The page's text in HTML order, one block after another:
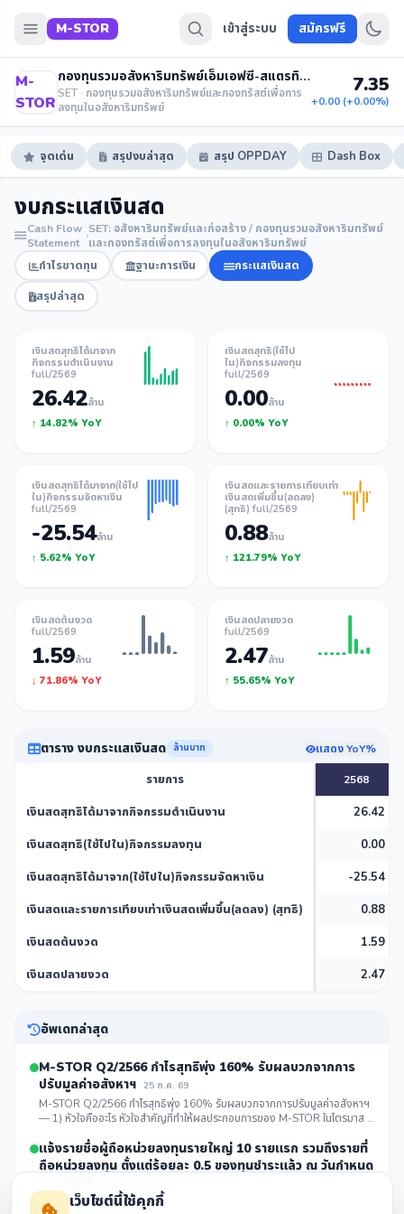
M-STOR เข้าสู่ระบบ สมัครฟรี
M-
STOR
กองทุนรวมอสังหาริมทรัพย์เอ็มเอฟซี-สแตรทิจิกสโตเรจฟันด์
SET · กองทุนรวมอสังหาริมทรัพย์และกองทรัสต์เพื่อการ
ลงทุนในอสังหาริมทรัพย์
7.35
+0.00 (+0.00%)
จุดเด่น สรุปงบล่าสุด สรุป OPPDAY Dash Box
งบกระแสเงินสด
Cash Flow
Statement
SET: อสังหาริมทรัพย์และก่อสร้าง / กองทุนรวมอสังหาริมทรัพย์
และกองทรัสต์เพื่อการลงทุนในอสังหาริมทรัพย์
กำไรขาดทุน ฐานะการเงิน
กระแสเงินสด
สรุปล่าสุด
เงินสดสุทธิได้มาจาก
กิจกรรมดำเนินงาน
full/2569
26.42ล้าน
↑ 14.82% YoY
เงินสดสุทธิ(ใช้ไป
ใน)กิจกรรมลงทุน
full/2569
0.00ล้าน
↑ 0.00% YoY
เงินสดสุทธิได้มาจาก(ใช้ไป
ใน)กิจกรรมจัดหาเงิน
full/2569
-25.54ล้าน
↑ 5.62% YoY
เงินสดและรายการเทียบเท่า
เงินสดเพิ่มขึ้น(ลดลง)
(สุทธิ) full/2569
0.88ล้าน
↑ 121.79% YoY
เงินสดต้นงวด
full/2569
1.59ล้าน
↓ 71.86% YoY
เงินสดปลายงวด
full/2569
2.47ล้าน
↑ 55.65% YoY
ตาราง งบกระแสเงินสด ล้านบาท แสดง YoY%
รายการ 2568
เงินสดสุทธิได้มาจากกิจกรรมดำเนินงาน
26.42
เงินสดสุทธิ(ใช้ไปใน)กิจกรรมลงทุน
0.00
เงินสดสุทธิได้มาจาก(ใช้ไปใน)กิจกรรมจัดหาเงิน
-25.54
เงินสดและรายการเทียบเท่าเงินสดเพิ่มขึ้น(ลดลง) (สุทธิ)
0.88
เงินสดต้นงวด
1.59
เงินสดปลายงวด
2.47
อัพเดทล่าสุด
M-STOR Q2/2566 กำไรสุทธิพุ่ง 160% รับผลบวกจากการ
ปรับมูลค่าอสังหาฯ 25 ก.ค. 69
M-STOR Q2/2566 กำไรสุทธิพุ่ง 160% รับผลบวกจากการปรับมูลค่าอสังหาฯ
— 1) หัวใจคืออะไร หัวใจสำคัญที่ทำให้ผลประกอบการของ M-STOR ในไตรมาส 2
แจ้งรายชื่อผู้ถือหน่วยลงทุนรายใหญ่ 10 รายแรก รวมถึงรายที่
ถือหน่วยลงทุน ตั้งแต่ร้อยละ 0.5 ของทุนชำระแล้ว ณ วันกำหนด
คลิกดูรายละเอียด
เว็บไซต์นี้ใช้คุกกี้